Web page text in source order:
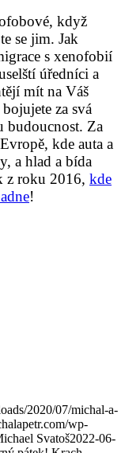
když
se jim. Jak
s xenofobií
úředníci a
mít na Váš
za svá
budoucnost. Za
kde auta a
a hlad a bída
z roku 2016, kde
!
2020/07/michal-a-
wp-
Svatoš2022-06-